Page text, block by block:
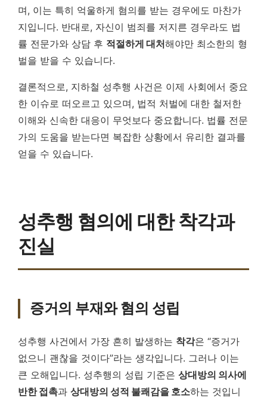
며, 이는 특히 억울하게 혐의를 받는 경우에도 마찬가
지입니다. 반대로, 자신이 범죄를 저지른 경우라도 법
률 전문가와 상담 후 적절하게 대처해야만 최소한의 형
벌을 받을 수 있습니다.
결론적으로, 지하철 성추행 사건은 이제 사회에서 중요
한 이슈로 떠오르고 있으며, 법적 처벌에 대한 철저한
이해와 신속한 대응이 무엇보다 중요합니다. 법률 전문
가의 도움을 받는다면 복잡한 상황에서 유리한 결과를
얻을 수 있습니다.
성추행 혐의에 대한 착각과
진실
증거의 부재와 혐의 성립
성추행 사건에서 가장 흔히 발생하는 착각은 “증거가
없으니 괜찮을 것이다”라는 생각입니다. 그러나 이는
큰 오해입니다. 성추행의 성립 기준은 상대방의 의사에
반한 접촉과 상대방의 성적 불쾌감을 호소하는 것입니